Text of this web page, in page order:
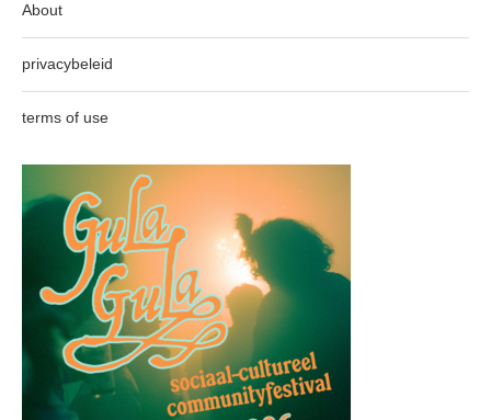
About
privacybeleid
terms of use